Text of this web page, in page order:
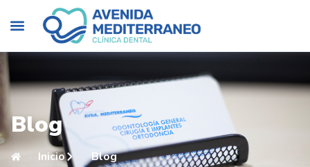
Blog
Inicio Blog